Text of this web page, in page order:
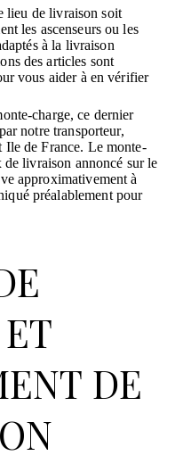
lieu de livraison soit
les ascenseurs ou les
à la livraison
des articles sont
vous aider à en vérifier
charge, ce dernier
notre transporteur,
Ile de France. Le monte-
de livraison annoncé sur le
approximativement à
préalablement pour
DE